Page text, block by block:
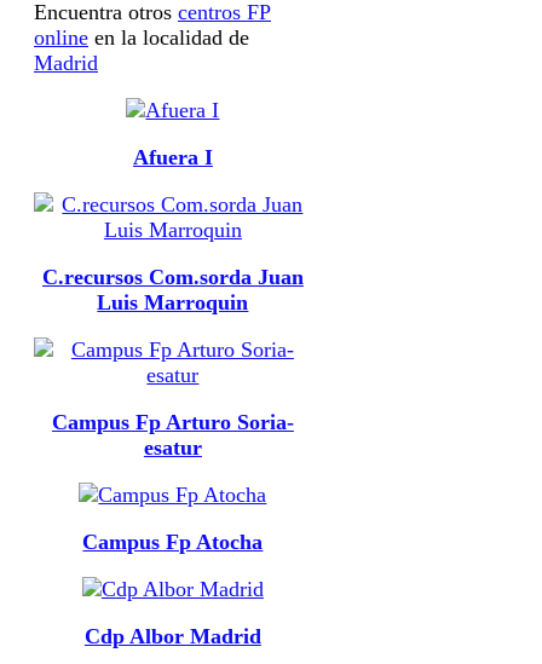
Encuentra otros centros FP
online en la localidad de
Madrid
Afuera I
C.recursos Com.sorda Juan
Luis Marroquin
Campus Fp Arturo Soria-
esatur
Campus Fp Atocha
Cdp Albor Madrid